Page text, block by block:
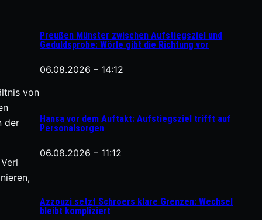
von
der
Preußen Münster zwischen Aufstiegsziel und
Geduldsprobe: Wörle gibt die Richtung vor
06.08.2026 – 14:12
Hansa vor dem Auftakt: Aufstiegsziel trifft auf
Personalsorgen
06.08.2026 – 11:12
Azzouzi setzt Schroers klare Grenzen: Wechsel
bleibt kompliziert